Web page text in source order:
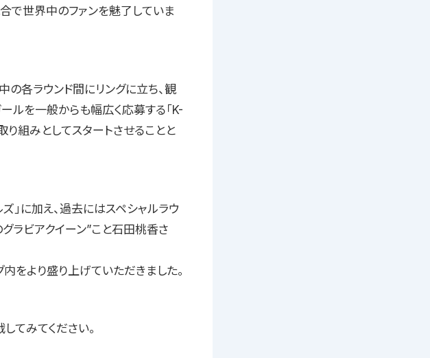
で世界中のファンを魅了していま
の各ラウンド間にリングに立ち、観
ルを一般からも幅広く応募する「K-
り組みとしてスタートさせることと
」に加え、過去にはスペシャルラウ
ラビアクイーン”こと石田桃香さ
をより盛り上げていただきました。
てみてください。